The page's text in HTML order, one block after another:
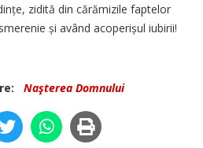
zidită din cărămizile faptelor
și având acoperișul iubirii!
Naşterea Domnului